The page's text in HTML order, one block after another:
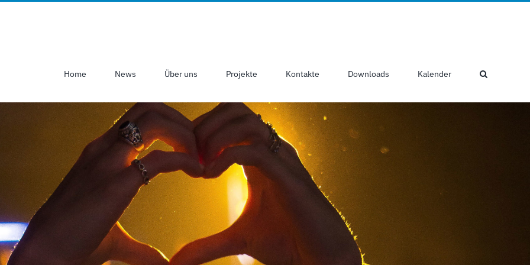
Home News Über uns Projekte Kontakte Downloads Kalender